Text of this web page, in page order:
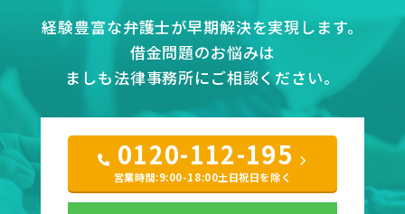
経験豊富な弁護士が早期解決を実現します。
借金問題のお悩みは
ましも法律事務所にご相談ください。
0120-112-195
営業時間:9:00-18:00土日祝日を除く